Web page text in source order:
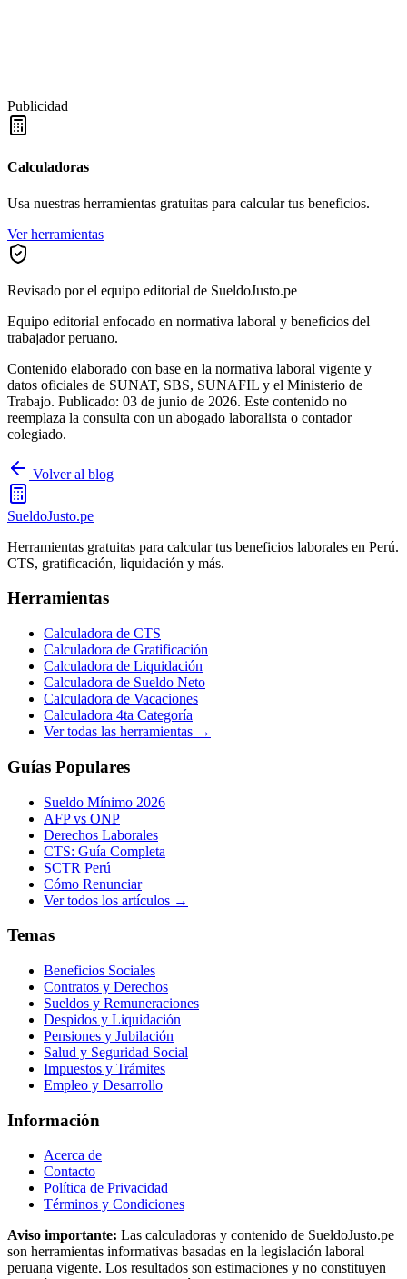
Publicidad
Calculadoras
Usa nuestras herramientas gratuitas para calcular tus beneficios.
Ver herramientas
Revisado por el equipo editorial de SueldoJusto.pe
Equipo editorial enfocado en normativa laboral y beneficios del
trabajador peruano.
Contenido elaborado con base en la normativa laboral vigente y
datos oficiales de SUNAT, SBS, SUNAFIL y el Ministerio de
Trabajo. Publicado: 03 de junio de 2026. Este contenido no
reemplaza la consulta con un abogado laboralista o contador
colegiado.
Volver al blog
SueldoJusto.pe
Herramientas gratuitas para calcular tus beneficios laborales en Perú.
CTS, gratificación, liquidación y más.
Herramientas
Calculadora de CTS
Calculadora de Gratificación
Calculadora de Liquidación
Calculadora de Sueldo Neto
Calculadora de Vacaciones
Calculadora 4ta Categoría
Ver todas las herramientas →
Guías Populares
Sueldo Mínimo 2026
AFP vs ONP
Derechos Laborales
CTS: Guía Completa
SCTR Perú
Cómo Renunciar
Ver todos los artículos →
Temas
Beneficios Sociales
Contratos y Derechos
Sueldos y Remuneraciones
Despidos y Liquidación
Pensiones y Jubilación
Salud y Seguridad Social
Impuestos y Trámites
Empleo y Desarrollo
Información
Acerca de
Contacto
Política de Privacidad
Términos y Condiciones
Aviso importante: Las calculadoras y contenido de SueldoJusto.pe
son herramientas informativas basadas en la legislación laboral
peruana vigente. Los resultados son estimaciones y no constituyen